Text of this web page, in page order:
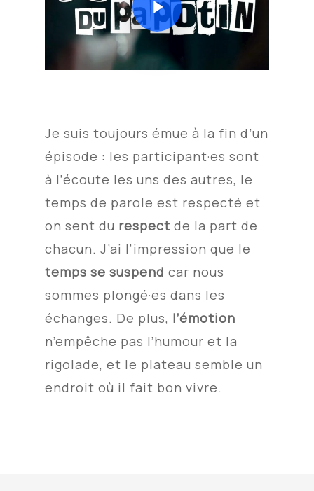
Je suis toujours émue à la fin d’un
épisode : les participant·es sont
à l’écoute les uns des autres, le
temps de parole est respecté et
on sent du respect de la part de
chacun. J’ai l’impression que le
temps se suspend car nous
sommes plongé·es dans les
échanges. De plus, l’émotion
n’empêche pas l’humour et la
rigolade, et le plateau semble un
endroit où il fait bon vivre.